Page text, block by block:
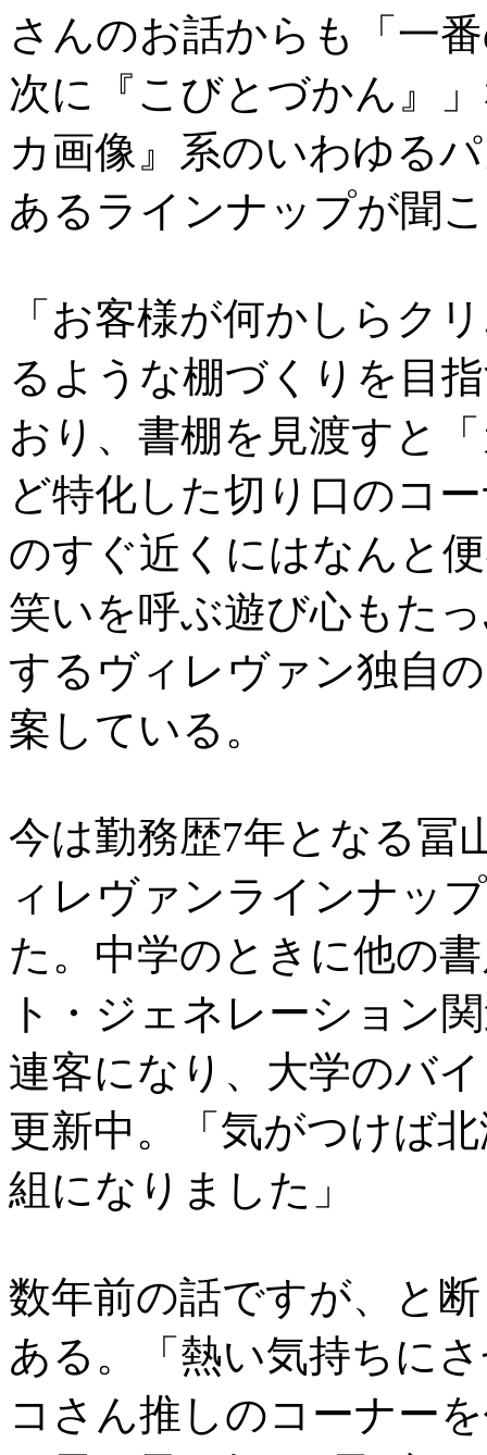
さんのお話からも「一
次に『こびとづかん』
カ画像』系のいわゆる
あるラインナップが聞
「お客様が何かしらク
るような棚づくりを目
おり、書棚を見渡すと
ど特化した切り口のコ
のすぐ近くにはなんと
笑いを呼ぶ遊び心もた
するヴィレヴァン独自
案している。
今は勤務歴7年となる冨
ィレヴァンラインナッ
た。中学のときに他の
ト・ジェネレーション
連客になり、大学のバ
更新中。「気がつけば
組になりました」
数年前の話ですが、と
ある。「熱い気持ちに
コさん推しのコーナー